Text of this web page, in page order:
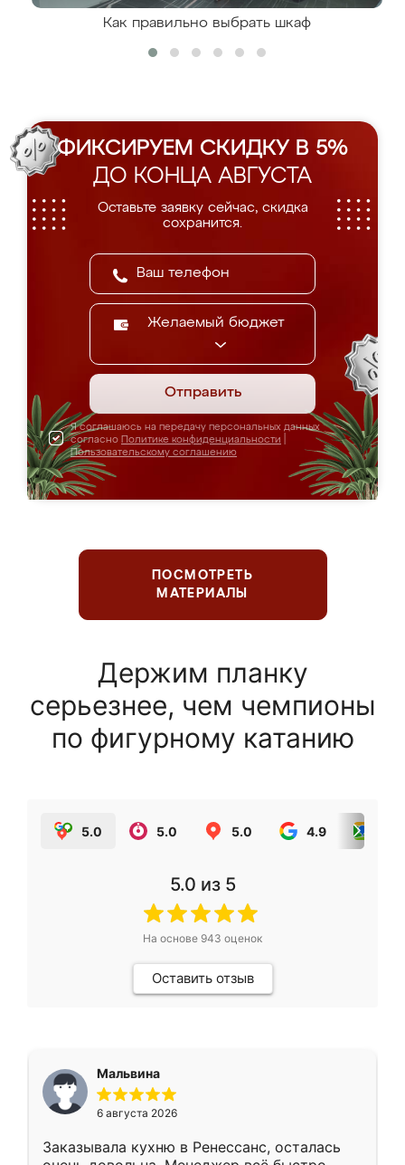
Как правильно выбрать шкаф
ФИКСИРУЕМ СКИДКУ В 5%
ДО КОНЦА АВГУСТА
Оставьте заявку сейчас, скидка
сохранится.
Желаемый бюджет
Отправить
Я соглашаюсь на передачу персональных данных
согласно Политике конфиденциальности
Пользовательскому соглашению
ПОСМОТРЕТЬ
МАТЕРИАЛЫ
Держим планку
серьезнее, чем чемпионы
по фигурному катанию
5.0 5.0 5.0 4.9
5.0 из 5
На основе 943 оценок
Оставить отзыв
Мальвина
6 августа 2026
Заказывала кухню в Ренессанс, осталась